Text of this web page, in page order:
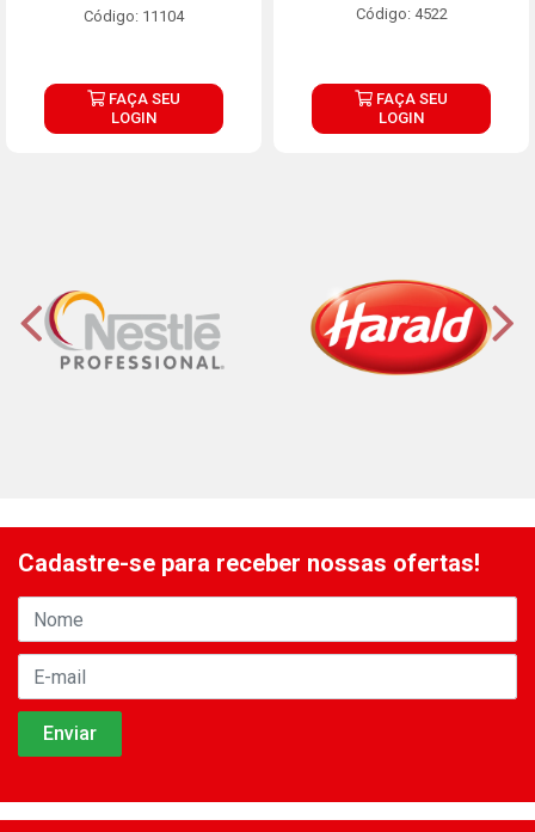
Código: 11104
FAÇA SEU
LOGIN
Código: 4522
FAÇA SEU
LOGIN
Cadastre-se para receber nossas ofertas!